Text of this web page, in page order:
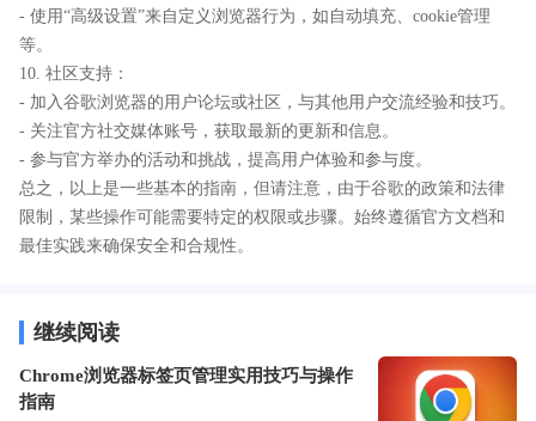
- 使用“高级设置”来自定义浏览器行为，如自动填充、cookie管理
等。
10. 社区支持：
- 加入谷歌浏览器的用户论坛或社区，与其他用户交流经验和技巧。
- 关注官方社交媒体账号，获取最新的更新和信息。
- 参与官方举办的活动和挑战，提高用户体验和参与度。
总之，以上是一些基本的指南，但请注意，由于谷歌的政策和法律
限制，某些操作可能需要特定的权限或步骤。始终遵循官方文档和
最佳实践来确保安全和合规性。
继续阅读
Chrome浏览器标签页管理实用技巧与操作
指南